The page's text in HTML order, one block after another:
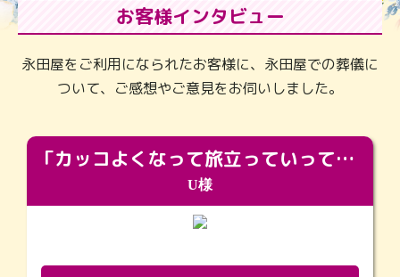
お客様インタビュー
永田屋をご利用になられたお客様に、永田屋での葬儀に
ついて、ご感想やご意見をお伺いしました。
「カッコよくなって旅立っていってくれました（笑）もっとカッコいいって言ってあげればよかったな」
U様